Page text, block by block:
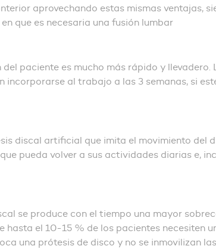
aprovechando estas mismas ventajas,
que es necesaria una fusión lumbar
paciente es mucho más rápido y
al trabajo a las 3 semanas, si
discal artificial que imita el movimiento del
pueda volver a sus actividades diarias e,
se produce con el tiempo una mayor
el 10-15 % de los pacientes necesiten
una prótesis de disco y no se inmovilizan